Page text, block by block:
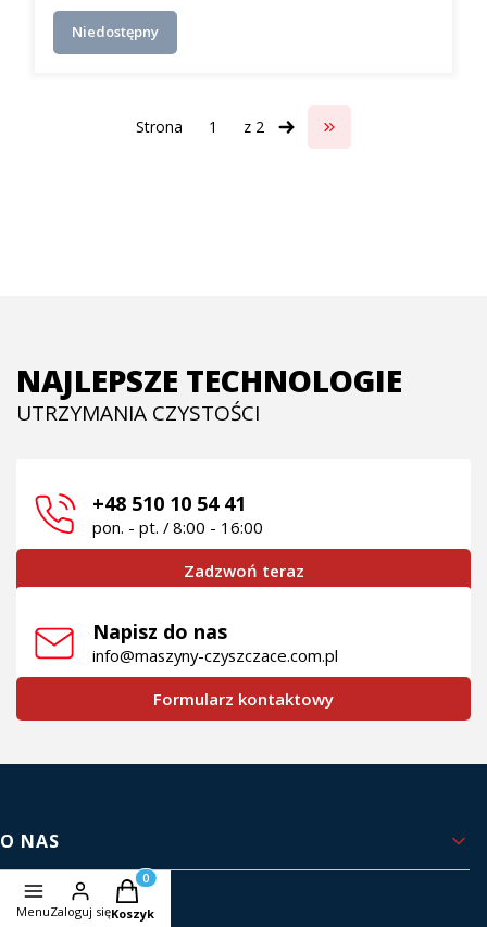
Niedostępny
Strona z 2 Przejdź do ostatniej
NAJLEPSZE TECHNOLOGIE
UTRZYMANIA CZYSTOŚCI
+48 510 10 54 41
pon. - pt. / 8:00 - 16:00
Zadzwoń teraz
Napisz do nas
info@maszyny-czyszczace.com.pl
Formularz kontaktowy
Linki w stopce
O NAS
Kontakt i dane firmy
MenuZaloguj się
Produkty w koszyku: 0. Zobacz szczegóły
Koszyk